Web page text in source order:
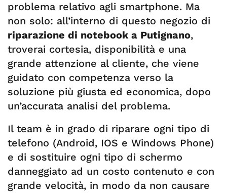
problema relativo agli smartphone. Ma
non solo: all’interno di questo negozio di
riparazione di notebook a Putignano,
troverai cortesia, disponibilità e una
grande attenzione al cliente, che viene
guidato con competenza verso la
soluzione più giusta ed economica, dopo
un’accurata analisi del problema.
Il team è in grado di riparare ogni tipo di
telefono (Android, IOS e Windows Phone)
e di sostituire ogni tipo di schermo
danneggiato ad un costo contenuto e con
grande velocità, in modo da non causare